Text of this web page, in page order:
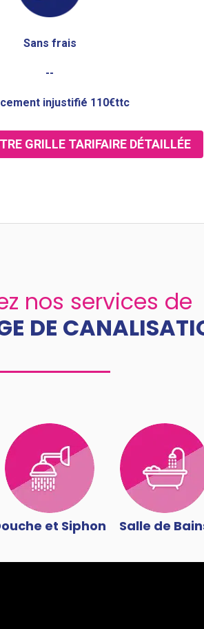
Sans frais
--
injustifié 110€ttc
GRILLE TARIFAIRE DÉTAILLÉE
nos services de
DE
et Siphon Salle de